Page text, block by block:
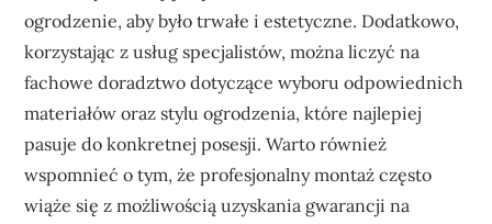
ogrodzenie, aby było trwałe i estetyczne. Dodatkowo,
korzystając z usług specjalistów, można liczyć na
fachowe doradztwo dotyczące wyboru odpowiednich
materiałów oraz stylu ogrodzenia, które najlepiej
pasuje do konkretnej posesji. Warto również
wspomnieć o tym, że profesjonalny montaż często
wiąże się z możliwością uzyskania gwarancji na